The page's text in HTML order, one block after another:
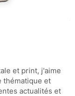
et print, j'aime
thématique et
actualités et